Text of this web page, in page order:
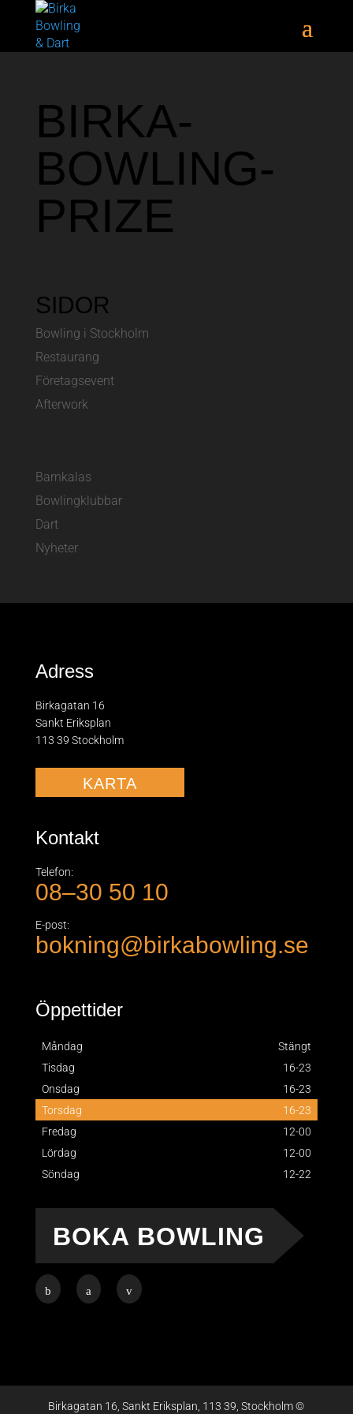
BIRKA-
BOWLING-
PRIZE
SIDOR
Bowling i Stockholm
Restaurang
Företagsevent
Afterwork
Barnkalas
Bowlingklubbar
Dart
Nyheter
Adress
Birkagatan 16
Sankt Eriksplan
113 39 Stockholm
KARTA
Kontakt
Telefon:
08–30 50 10
E-post:
bokning@birkabowling.se
Öppettider
Måndag
Stängt
Tisdag
16-23
Onsdag
16-23
Torsdag
16-23
Fredag
12-00
Lördag
12-00
Söndag
12-22
BOKA BOWLING
Birkagatan 16, Sankt Eriksplan, 113 39, Stockholm ©